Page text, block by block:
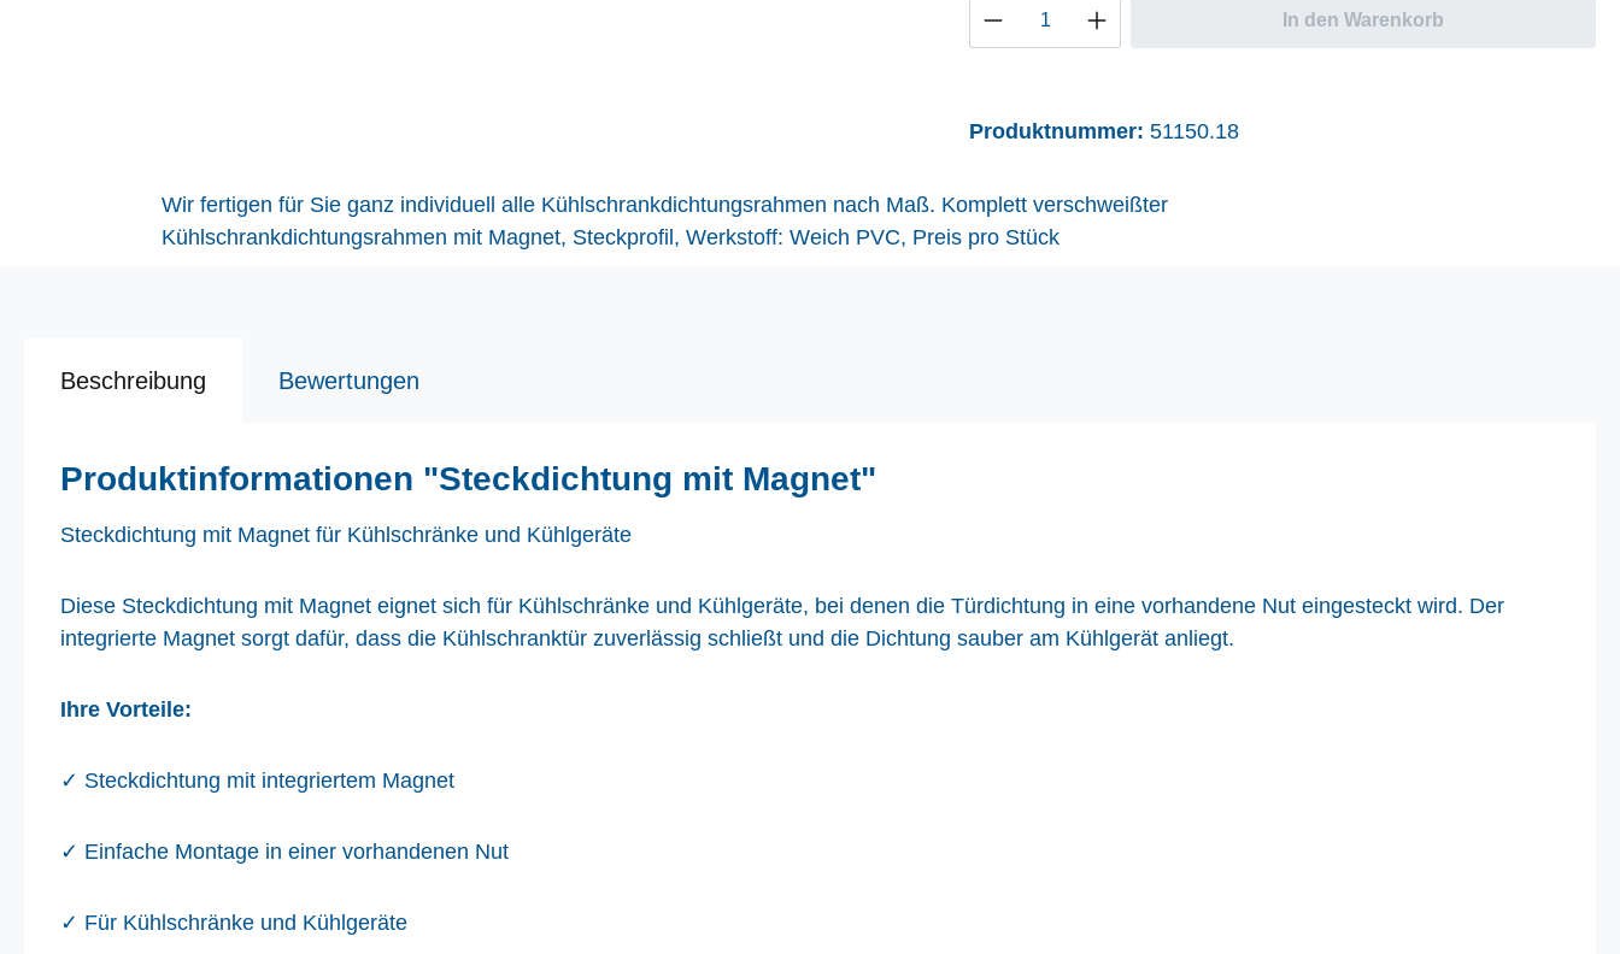
Produkt Anzahl: Gib den gewünschten Wert ein
In den Warenkorb
Produktnummer: 51150.18
Wir fertigen für Sie ganz individuell alle Kühlschrankdichtungsrahmen nach Maß. Komplett verschweißter
Kühlschrankdichtungsrahmen mit Magnet, Steckprofil, Werkstoff: Weich PVC, Preis pro Stück
Beschreibung Bewertungen
Produktinformationen "Steckdichtung mit Magnet"
Steckdichtung mit Magnet für Kühlschränke und Kühlgeräte
Diese Steckdichtung mit Magnet eignet sich für Kühlschränke und Kühlgeräte, bei denen die Türdichtung in eine vorhandene Nut eingesteckt wird. Der
integrierte Magnet sorgt dafür, dass die Kühlschranktür zuverlässig schließt und die Dichtung sauber am Kühlgerät anliegt.
Ihre Vorteile:
✓ Steckdichtung mit integriertem Magnet
✓ Einfache Montage in einer vorhandenen Nut
✓ Für Kühlschränke und Kühlgeräte